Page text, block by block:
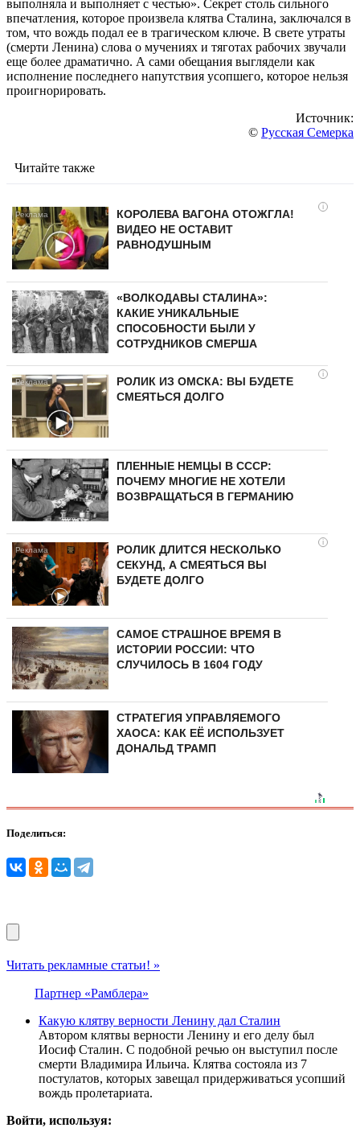
выполняла и выполняет с честью». Секрет столь сильного
впечатления, которое произвела клятва Сталина, заключался в
том, что вождь подал ее в трагическом ключе. В свете утраты
(смерти Ленина) слова о мучениях и тяготах рабочих звучали
еще более драматично. А сами обещания выглядели как
исполнение последнего напутствия усопшего, которое нельзя
проигнорировать.
Источник:
© Русская Семерка
Читайте также
i
КОРОЛЕВА ВАГОНА ОТОЖГЛА!
ВИДЕО НЕ ОСТАВИТ
РАВНОДУШНЫМ
«ВОЛКОДАВЫ СТАЛИНА»:
КАКИЕ УНИКАЛЬНЫЕ
СПОСОБНОСТИ БЫЛИ У
СОТРУДНИКОВ СМЕРША
i
РОЛИК ИЗ ОМСКА: ВЫ БУДЕТЕ
СМЕЯТЬСЯ ДОЛГО
ПЛЕННЫЕ НЕМЦЫ В СССР:
ПОЧЕМУ МНОГИЕ НЕ ХОТЕЛИ
ВОЗВРАЩАТЬСЯ В ГЕРМАНИЮ
i
РОЛИК ДЛИТСЯ НЕСКОЛЬКО
СЕКУНД, А СМЕЯТЬСЯ ВЫ
БУДЕТЕ ДОЛГО
САМОЕ СТРАШНОЕ ВРЕМЯ В
ИСТОРИИ РОССИИ: ЧТО
СЛУЧИЛОСЬ В 1604 ГОДУ
СТРАТЕГИЯ УПРАВЛЯЕМОГО
ХАОСА: КАК ЕЁ ИСПОЛЬЗУЕТ
ДОНАЛЬД ТРАМП
Поделиться:
Читать рекламные статьи! »
Партнер «Рамблера»
Какую клятву верности Ленину дал Сталин
Автором клятвы верности Ленину и его делу был
Иосиф Сталин. С подобной речью он выступил после
смерти Владимира Ильича. Клятва состояла из 7
постулатов, которых завещал придерживаться усопший
вождь пролетариата.
Войти, используя: